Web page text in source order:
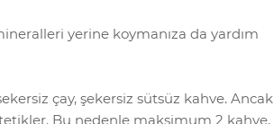
yerine koymanıza da yardım
çay, şekersiz sütsüz kahve. Ancak
tetikler. Bu nedenle maksimum 2 kahve,